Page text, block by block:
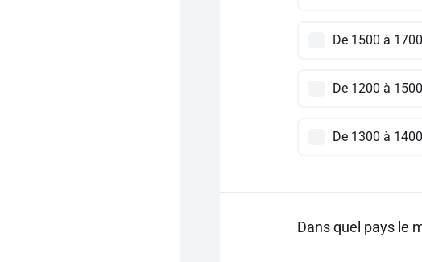
De 1500 à 1700
De 1200 à 1500
De 1300 à 1400
Dans quel pays le